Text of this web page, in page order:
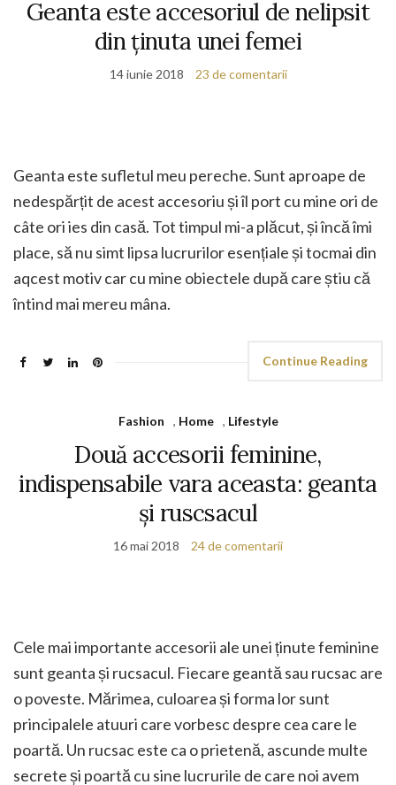
Geanta este accesoriul de nelipsit
din ținuta unei femei
14 iunie 2018 23 de comentarii
Geanta este sufletul meu pereche. Sunt aproape de
nedespărțit de acest accesoriu și îl port cu mine ori de
câte ori ies din casă. Tot timpul mi-a plăcut, și încă îmi
place, să nu simt lipsa lucrurilor esențiale și tocmai din
aqcest motiv car cu mine obiectele după care știu că
întind mai mereu mâna.
Continue Reading
Fashion , Home , Lifestyle
Două accesorii feminine,
indispensabile vara aceasta: geanta
și ruscsacul
16 mai 2018 24 de comentarii
Cele mai importante accesorii ale unei ținute feminine
sunt geanta și rucsacul. Fiecare geantă sau rucsac are
o poveste. Mărimea, culoarea și forma lor sunt
principalele atuuri care vorbesc despre cea care le
poartă. Un rucsac este ca o prietenă, ascunde multe
secrete și poartă cu sine lucrurile de care noi avem